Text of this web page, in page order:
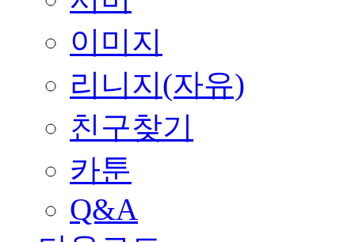
이미지
리니지(자유)
친구찾기
카툰
Q&A